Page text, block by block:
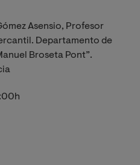
Asensio, Profesor
Departamento de
Broseta Pont”.